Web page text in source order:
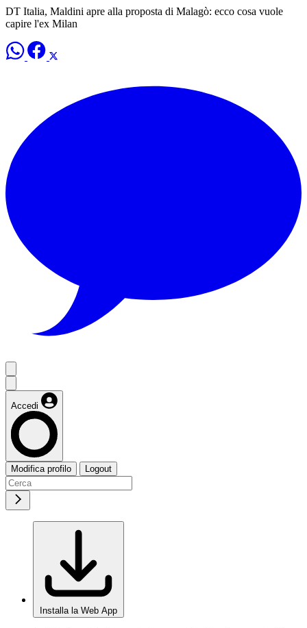
DT Italia, Maldini apre alla proposta di Malagò: ecco cosa vuole
capire l'ex Milan
Accedi
Modifica profilo Logout
Installa la Web App